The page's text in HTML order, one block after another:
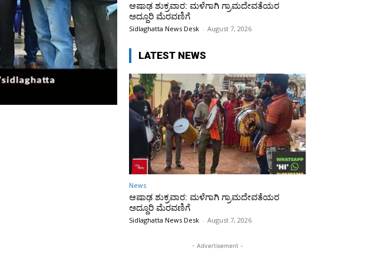
ಆಷಾಢ ಶುಕ್ರವಾರ: ಮಳೆಗಾಗಿ ಗ್ರಾಮದೇವತೆಯರ
ಅದ್ದೂರಿ ಮೆರವಣಿಗೆ
Sidlaghatta News Desk - August 7, 2026
LATEST NEWS
News
ಆಷಾಢ ಶುಕ್ರವಾರ: ಮಳೆಗಾಗಿ ಗ್ರಾಮದೇವತೆಯರ
ಅದ್ದೂರಿ ಮೆರವಣಿಗೆ
Sidlaghatta News Desk - August 7, 2026
- Advertisement -